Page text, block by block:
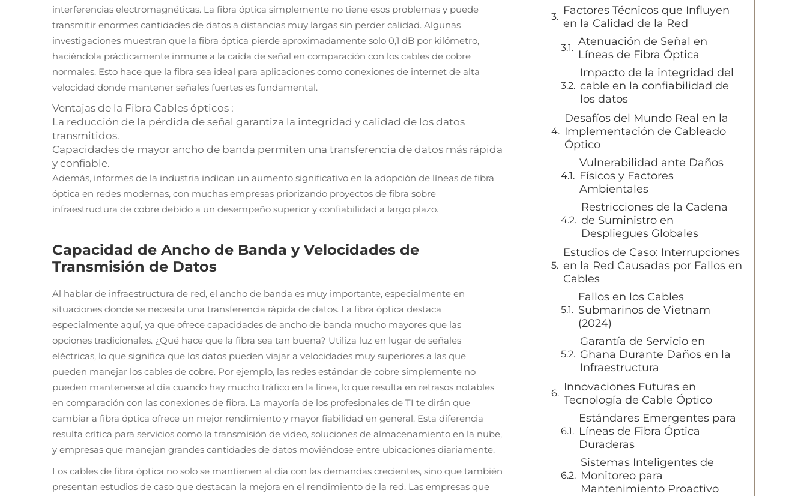
interferencias electromagnéticas. La fibra óptica simplemente no tiene esos problemas y puede
transmitir enormes cantidades de datos a distancias muy largas sin perder calidad. Algunas
investigaciones muestran que la fibra óptica pierde aproximadamente solo 0,1 dB por kilómetro,
haciéndola prácticamente inmune a la caída de señal en comparación con los cables de cobre
normales. Esto hace que la fibra sea ideal para aplicaciones como conexiones de internet de alta
velocidad donde mantener señales fuertes es fundamental.
Ventajas de la Fibra Cables ópticos :
La reducción de la pérdida de señal garantiza la integridad y calidad de los datos
transmitidos.
Capacidades de mayor ancho de banda permiten una transferencia de datos más rápida
y confiable.
Además, informes de la industria indican un aumento significativo en la adopción de líneas de fibra
óptica en redes modernas, con muchas empresas priorizando proyectos de fibra sobre
infraestructura de cobre debido a un desempeño superior y confiabilidad a largo plazo.
Capacidad de Ancho de Banda y Velocidades de
Transmisión de Datos
Al hablar de infraestructura de red, el ancho de banda es muy importante, especialmente en
situaciones donde se necesita una transferencia rápida de datos. La fibra óptica destaca
especialmente aquí, ya que ofrece capacidades de ancho de banda mucho mayores que las
opciones tradicionales. ¿Qué hace que la fibra sea tan buena? Utiliza luz en lugar de señales
eléctricas, lo que significa que los datos pueden viajar a velocidades muy superiores a las que
pueden manejar los cables de cobre. Por ejemplo, las redes estándar de cobre simplemente no
pueden mantenerse al día cuando hay mucho tráfico en la línea, lo que resulta en retrasos notables
en comparación con las conexiones de fibra. La mayoría de los profesionales de TI te dirán que
cambiar a fibra óptica ofrece un mejor rendimiento y mayor fiabilidad en general. Esta diferencia
resulta crítica para servicios como la transmisión de video, soluciones de almacenamiento en la nube,
y empresas que manejan grandes cantidades de datos moviéndose entre ubicaciones diariamente.
Los cables de fibra óptica no solo se mantienen al día con las demandas crecientes, sino que también
presentan estudios de caso que destacan la mejora en el rendimiento de la red. Las empresas que
Factores Técnicos que Influyen
en la Calidad de la Red
Atenuación de Señal en
Líneas de Fibra Óptica
Impacto de la integridad del
cable en la confiabilidad de
los datos
Desafíos del Mundo Real en la
Implementación de Cableado
Óptico
Vulnerabilidad ante Daños
Físicos y Factores
Ambientales
Restricciones de la Cadena
de Suministro en
Despliegues Globales
Estudios de Caso: Interrupciones
en la Red Causadas por Fallos en
Cables
Fallos en los Cables
Submarinos de Vietnam
(2024)
Garantía de Servicio en
Ghana Durante Daños en la
Infraestructura
Innovaciones Futuras en
Tecnología de Cable Óptico
Estándares Emergentes para
Líneas de Fibra Óptica
Duraderas
Sistemas Inteligentes de
Monitoreo para
Mantenimiento Proactivo